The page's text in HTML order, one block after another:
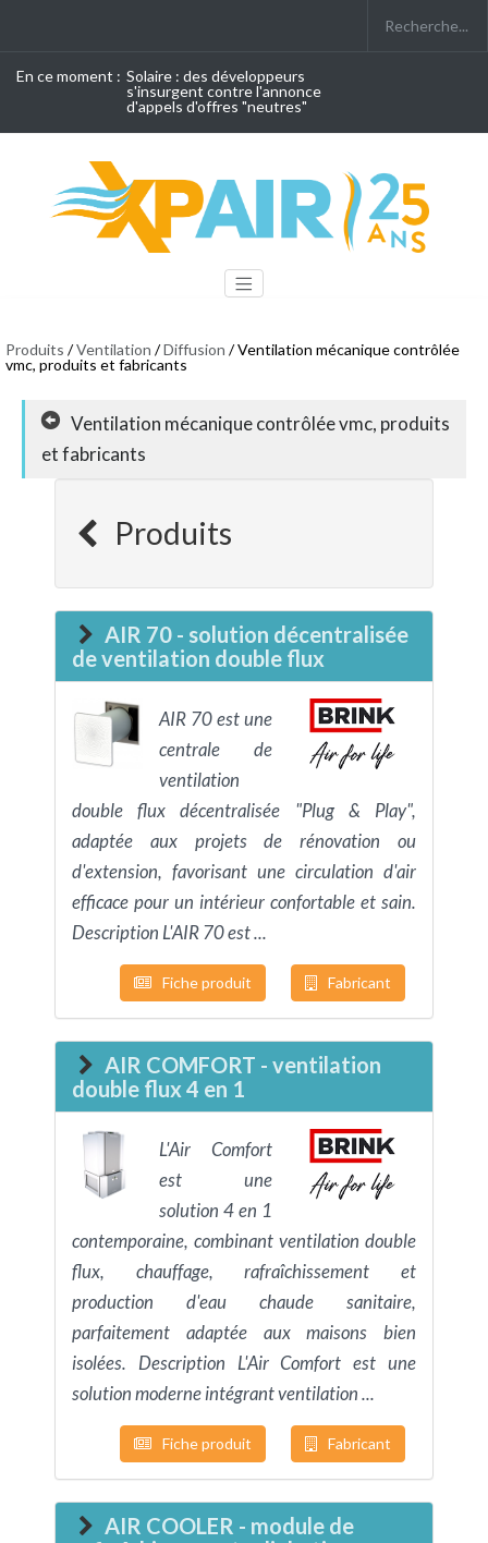
En ce moment : Solaire : des développeurs
s'insurgent contre l'annonce
d'appels d'offres "neutres"
Produits /Ventilation /Diffusion / Ventilation mécanique contrôlée
vmc, produits et fabricants
Ventilation mécanique contrôlée vmc, produits
et fabricants
Produits
AIR 70 - solution décentralisée
de ventilation double flux
AIR 70 est une
centrale de
ventilation
double flux décentralisée "Plug & Play",
adaptée aux projets de rénovation ou
d'extension, favorisant une circulation d'air
efficace pour un intérieur confortable et sain.
Description L'AIR 70 est ...
Fiche produit Fabricant
AIR COMFORT - ventilation
double flux 4 en 1
L'Air Comfort
est une
solution 4 en 1
contemporaine, combinant ventilation double
flux, chauffage, rafraîchissement et
production d'eau chaude sanitaire,
parfaitement adaptée aux maisons bien
isolées. Description L'Air Comfort est une
solution moderne intégrant ventilation ...
Fiche produit Fabricant
AIR COOLER - module de